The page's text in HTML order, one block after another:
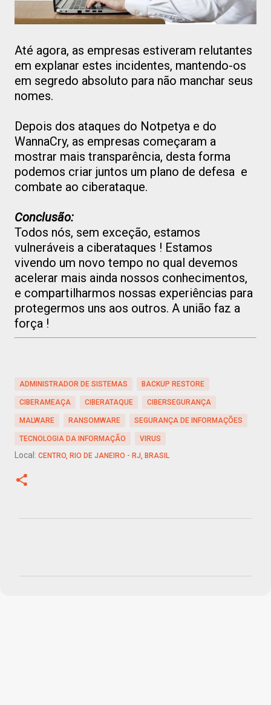
Até agora, as empresas estiveram relutantes
em explanar estes incidentes, mantendo-os
em segredo absoluto para não manchar seus
nomes.
Depois dos ataques do Notpetya e do
WannaCry, as empresas começaram a
mostrar mais transparência, desta forma
podemos criar juntos um plano de defesa e
combate ao ciberataque.
Conclusão:
Todos nós, sem exceção, estamos
vulneráveis a ciberataques ! Estamos
vivendo um novo tempo no qual devemos
acelerar mais ainda nossos conhecimentos,
e compartilharmos nossas experiências para
protegermos uns aos outros. A união faz a
força !
ADMINISTRADOR DE SISTEMAS BACKUP RESTORE
CIBERAMEAÇA CIBERATAQUE CIBERSEGURANÇA
MALWARE RANSOMWARE SEGURANÇA DE INFORMAÇÕES
TECNOLOGIA DA INFORMAÇÃO VIRUS
Local: CENTRO, RIO DE JANEIRO - RJ, BRASIL
m